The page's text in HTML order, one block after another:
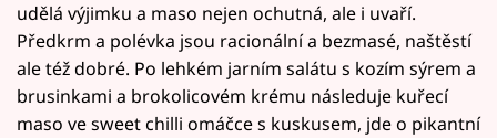
udělá výjimku a maso nejen ochutná, ale i uvaří.
Předkrm a polévka jsou racionální a bezmasé, naštěstí
ale též dobré. Po lehkém jarním salátu s kozím sýrem a
brusinkami a brokolicovém krému následuje kuřecí
maso ve sweet chilli omáčce s kuskusem, jde o pikantní